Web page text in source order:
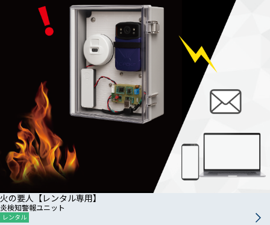
火の要人【レンタル専用】
炎検知警報ユニット
レンタル